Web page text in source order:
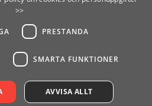
>>
PRESTANDA
SMARTA FUNKTIONER
AVVISA ALLT